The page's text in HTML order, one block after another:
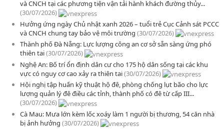
và CNCH tại các phương tiện vận tải hành khách đường thủy...
(30/07/2026)
Hưởng ứng ngày Chủ nhật xanh 2026 – tuổi trẻ Cục Cảnh sát PCCC
và CNCH chung tay bảo vệ môi trường (30/07/2026)
Thành phố Đà Nẵng: Lực lượng công an cơ sở sẵn sàng ứng phó
thiên tai(30/07/2026)
Nghệ An: Bố trí ổn định dân cư cho 175 hộ dân sống tại các khu
vực có nguy cơ cao xảy ra thiên tai(30/07/2026)
Hội nghị tập huấn kỹ thuật hộ đê, phòng chống lụt bão cho lực
lượng quản lý đê điều các tỉnh, thành phố có đê từ cấp III...
(30/07/2026)
Cà Mau: Mưa lớn kèm lốc xoáy làm 1 người bị thương, 54 căn nhà
bị ảnh hưởng (30/07/2026)